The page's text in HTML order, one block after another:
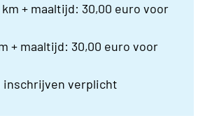
km + maaltijd: 30,00 euro voor
+ maaltijd: 30,00 euro voor
inschrijven verplicht